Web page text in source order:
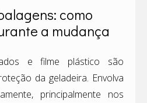
como
a mudança
e filme plástico são
da geladeira. Envolva
principalmente nos